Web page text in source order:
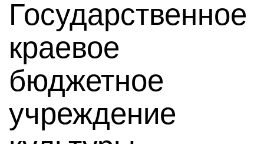
Государственное
краевое
бюджетное
учреждение